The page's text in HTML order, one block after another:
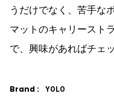
うだけでなく、苦手な
マットのキャリースト
で、興味があればチェ
Brand : YOLO